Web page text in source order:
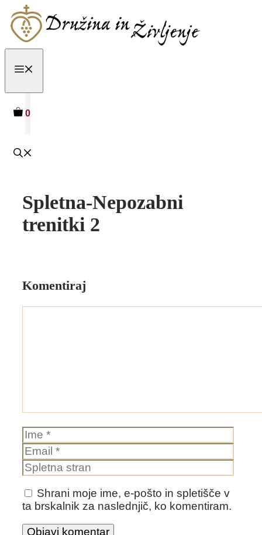
Skip
to
content
0
Spletna-Nepozabni
trenitki 2
Komentiraj
Ime
stran
Shrani moje ime, e-pošto in spletišče v
ta brskalnik za naslednjič, ko komentiram.